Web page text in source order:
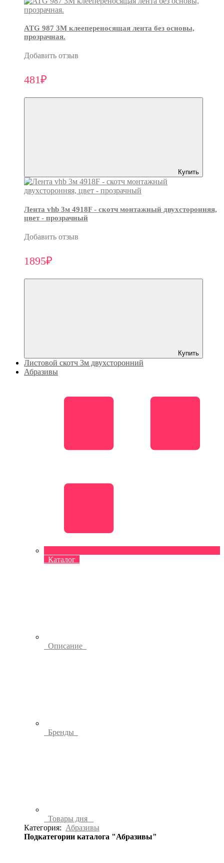
ATG 987 3М клеепереносящая лента без основы,
прозрачная.
Добавить отзыв
481₽
Купить
Лента vhb 3м 4918F - скотч монтажный двухсторонняя,
цвет - прозрачный
Добавить отзыв
1895₽
Купить
Листовой скотч 3м двухсторонний
Абразивы
Каталог
Описание
Бренды
Товары дня
Категория: Абразивы
Подкатегории каталога "Абразивы"